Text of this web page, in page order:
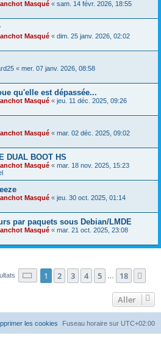
Masqué « sam. 14 févr. 2026, 18:55
Masqué « dim. 25 janv. 2026, 02:02
« mer. 07 janv. 2026, 08:58
qu'elle est dépassée...
Masqué « jeu. 11 déc. 2025, 09:26
Masqué « mar. 02 déc. 2025, 09:02
DUAL BOOT HS
Masqué « mar. 18 nov. 2025, 15:23
Masqué « jeu. 30 oct. 2025, 01:14
par paquets sous Debian/LMDE
Masqué « mar. 21 oct. 2025, 23:08
Page 1sur18
1 2 3 4 5 18
Aller
Fuseau horaire sur UTC+02:00
les cookies